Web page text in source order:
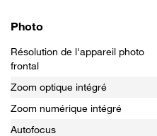
Photo
Résolution de l'appareil photo
frontal
Zoom optique intégré
Zoom numérique intégré
Autofocus